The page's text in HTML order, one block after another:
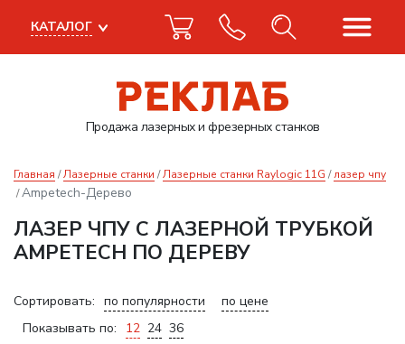
Продажа лазерныхи фрезерных станков
КАТАЛОГ
Главная Лазерные станки Лазерные станки Raylogic 11G лазер чпу
Ampetech-Дерево
ЛАЗЕР ЧПУ С ЛАЗЕРНОЙ ТРУБКОЙ
AMPETECH ПО ДЕРЕВУ
Сортировать: по популярности
по цене
Показывать по:
12 24 36